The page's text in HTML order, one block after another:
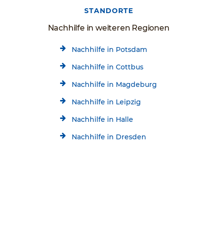
STANDORTE
Nachhilfe in weiteren Regionen
Nachhilfe in Potsdam
Nachhilfe in Cottbus
Nachhilfe in Magdeburg
Nachhilfe in Leipzig
Nachhilfe in Halle
Nachhilfe in Dresden